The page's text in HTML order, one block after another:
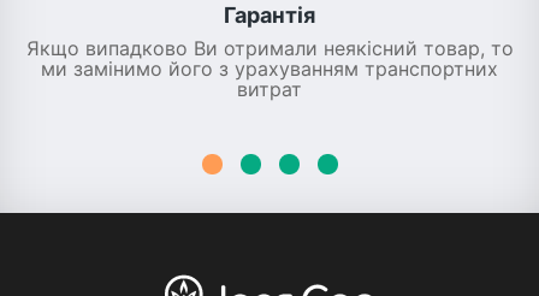
Гарантія
Якщо випадково Ви отримали неякісний товар, то
ми замінимо його з урахуванням транспортних
витрат